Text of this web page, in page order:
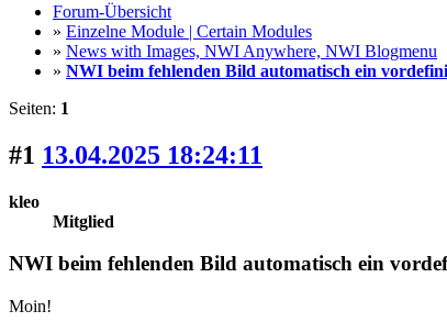
Forum-Übersicht
» Einzelne Module | Certain Modules
» News with Images, NWI Anywhere, NWI Blogmenu
» NWI beim fehlenden Bild automatisch ein
Seiten: 1
#1 13.04.2025 18:24:11
kleo
Mitglied
NWI beim fehlenden Bild automatisch ein
Moin!